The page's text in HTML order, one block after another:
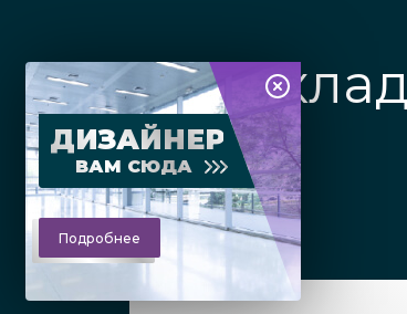
ДИЗАЙНЕР
ВАМ СЮДА
Подробнее